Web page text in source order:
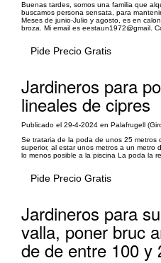
Buenas tardes, somos una familia que
buscamos persona sensata, para
Meses de junio-Julio y agosto, es en
broza. Mi email es eestaun1972@gmail.
Pide Precio Gratis
Jardineros para
lineales de cipres
Publicado el 29-4-2024 en Palafrugell
Se trataria de la poda de unos 25 metros
superior, al estar unos metros a un metro
lo menos posible a la piscina La poda la
Pide Precio Gratis
Jardineros para
valla, poner bruc
de de entre 100 y